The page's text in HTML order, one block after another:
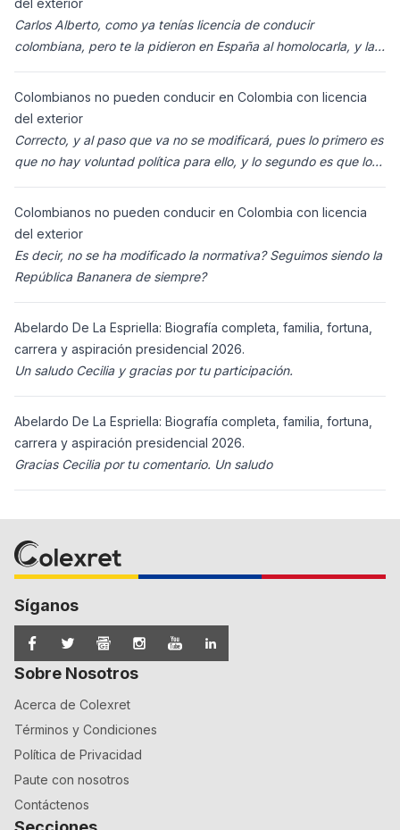
del exterior
Carlos Alberto, como ya tenías licencia de conducir
colombiana, pero te la pidieron en España al homolocarla, y la
Colombianos no pueden conducir en Colombia con licencia
del exterior
Correcto, y al paso que va no se modificará, pues lo primero es
que no hay voluntad política para ello, y lo segundo es que los
Colombianos no pueden conducir en Colombia con licencia
del exterior
Es decir, no se ha modificado la normativa? Seguimos siendo la
República Bananera de siempre?
Abelardo De La Espriella: Biografía completa, familia, fortuna,
carrera y aspiración presidencial 2026.
Un saludo Cecilia y gracias por tu participación.
Abelardo De La Espriella: Biografía completa, familia, fortuna,
carrera y aspiración presidencial 2026.
Gracias Cecilia por tu comentario. Un saludo
Síganos
Sobre Nosotros
Acerca de Colexret
Términos y Condiciones
Política de Privacidad
Paute con nosotros
Contáctenos